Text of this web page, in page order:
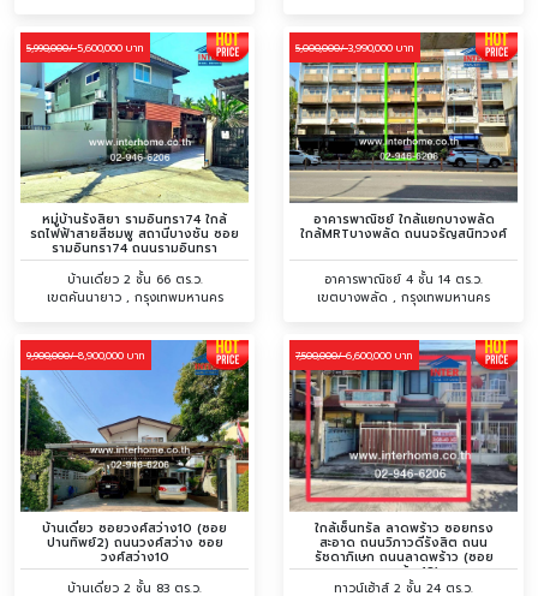
5,990,000/5,600,000 บาท
หมู่บ้านรังสิยา รามอินทรา74 ใกล้
รถไฟฟ้าสายสีชมพู สถานีบางชัน ซอย
รามอินทรา74 ถนนรามอินทรา
บ้านเดี่ยว 2 ชั้น 66 ตร.ว.
เขตคันนายาว , กรุงเทพมหานคร
5,000,000/3,990,000 บาท
อาคารพาณิชย์ ใกล้แยกบางพลัด
ใกล้MRTบางพลัด ถนนจรัญสนิทวงศ์
อาคารพาณิชย์ 4 ชั้น 14 ตร.ว.
เขตบางพลัด , กรุงเทพมหานคร
9,900,000/8,900,000 บาท
บ้านเดี่ยว ซอยวงศ์สว่าง10 (ซอย
ปานทิพย์2) ถนนวงศ์สว่าง ซอย
วงศ์สว่าง10
บ้านเดี่ยว 2 ชั้น 83 ตร.ว.
7,500,000/6,600,000 บาท
ใกล้เซ็นทรัล ลาดพร้าว ซอยทรง
สะอาด ถนนวิภาวดีรังสิต ถนน
รัชดาภิเษก ถนนลาดพร้าว (ซอย
ลาดพร้าว18)
ทาวน์เฮ้าส์ 2 ชั้น 24 ตร.ว.